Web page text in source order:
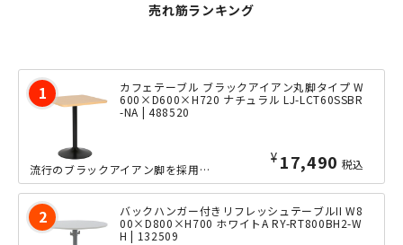
売れ筋ランキング
カフェテーブル ブラックアイアン丸脚タイプ W
600×D600×H720 ナチュラル LJ-LCT60SSBR
-NA | 488520
¥ 17,490 税込
流行のブラックアイアン脚を採用した、ずっしりと安定感のある丸脚タイプのカフェテー...
バックハンガー付きリフレッシュテーブルII W8
00×D800×H700 ホワイトA RY-RT800BH2-W
H | 132509